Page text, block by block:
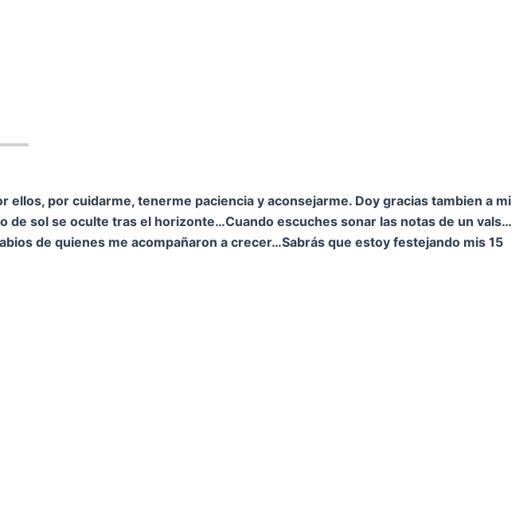
ellos, por cuidarme, tenerme paciencia y aconsejarme. Doy gracias tambien a mi
de sol se oculte tras el horizonte…Cuando escuches sonar las notas de un vals…
de quienes me acompañaron a crecer…Sabrás que estoy festejando mis 15